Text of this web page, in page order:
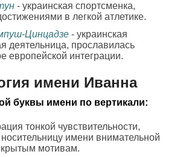
- украинская спортсменка,
в легкой атлетике.
Цинцадзе - украинская
деятельница, прославилась
европейской интеграции.
имени Иванна
буквы имени по вертикали:
тонкой чувствительности,
носительницу имени внимательной
мотивам.